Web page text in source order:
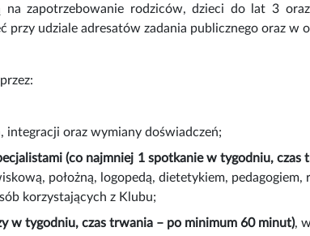
zapotrzebowanie rodziców, dzieci do lat 3
przy udziale adresatów zadania publicznego oraz w
integracji oraz wymiany doświadczeń;
(co najmniej 1 spotkanie w tygodniu, czas
położną, logopedą, dietetykiem,
korzystających z Klubu;
w tygodniu, czas trwania – po minimum 60 minut),